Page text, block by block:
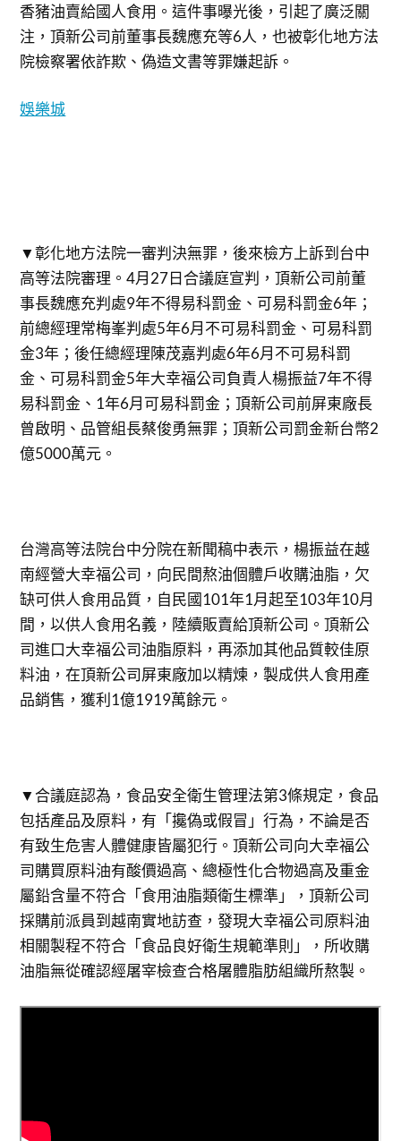
香豬油賣給國人食用。這件事曝光後，引起了廣泛關
注，頂新公司前董事長魏應充等6人，也被彰化地方法
院檢察署依詐欺、偽造文書等罪嫌起訴。
娛樂城
▼彰化地方法院一審判決無罪，後來檢方上訴到台中
高等法院審理。4月27日合議庭宣判，頂新公司前董
事長魏應充判處9年不得易科罰金、可易科罰金6年；
前總經理常梅峯判處5年6月不可易科罰金、可易科罰
金3年；後任總經理陳茂嘉判處6年6月不可易科罰
金、可易科罰金5年大幸福公司負責人楊振益7年不得
易科罰金、1年6月可易科罰金；頂新公司前屏東廠長
曾啟明、品管組長蔡俊勇無罪；頂新公司罰金新台幣2
億5000萬元。
台灣高等法院台中分院在新聞稿中表示，楊振益在越
南經營大幸福公司，向民間熬油個體戶收購油脂，欠
缺可供人食用品質，自民國101年1月起至103年10月
間，以供人食用名義，陸續販賣給頂新公司。頂新公
司進口大幸福公司油脂原料，再添加其他品質較佳原
料油，在頂新公司屏東廠加以精煉，製成供人食用產
品銷售，獲利1億1919萬餘元。
▼合議庭認為，食品安全衛生管理法第3條規定，食品
包括產品及原料，有「攙偽或假冒」行為，不論是否
有致生危害人體健康皆屬犯行。頂新公司向大幸福公
司購買原料油有酸價過高、總極性化合物過高及重金
屬鉛含量不符合「食用油脂類衛生標準」，頂新公司
採購前派員到越南實地訪查，發現大幸福公司原料油
相關製程不符合「食品良好衛生規範準則」，所收購
油脂無從確認經屠宰檢查合格屠體脂肪組織所熬製。